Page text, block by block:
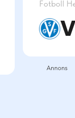
Fotboll